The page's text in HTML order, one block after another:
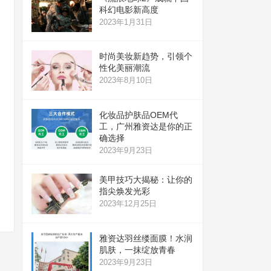
科幻电影新高度
2023年1月31日
时尚美妆新趋势，引领个
性化美丽潮流
2023年8月10日
化妆品护肤品OEM代
工，广州雅资达是你的正
确选择
2023年9月23日
美甲技巧大揭秘：让你的
指尖焕发光彩
2023年12月25日
雅资达羽丝缕面膜！水润
肌肤，一抹绽放青春
2023年9月23日